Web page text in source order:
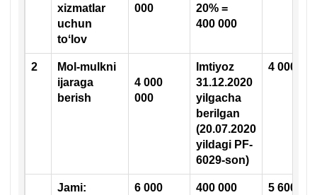
хizmatlar
uchun
toʻlov
000
20% =
400 000
2
Mol-mulkni
ijaraga
berish
4 000
000
Imtiyoz
31.12.2020
yilgacha
berilgan
(20.07.2020
yildagi PF-
6029-son)
4 000
Jami:
6 000
400 000 5 600